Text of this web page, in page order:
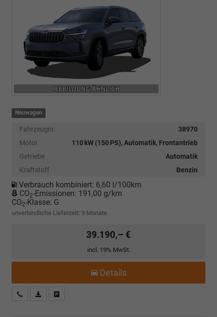
Neuwagen
Fahrzeugnr.
38970
Motor
110 kW (150 PS), Automatik, Frontantrieb
Getriebe
Automatik
Kraftstoff
Benzin
Verbrauch kombiniert: 6,60 l/100km
CO2-Emissionen: 191,00 g/km
CO2-Klasse: G
unverbindliche Lieferzeit: 9 Monate
39.190,– €
incl. 19% MwSt.
Details
Kostenloser Rückruf-Service
PDF-Datei, Fahrzeugexposé drucken